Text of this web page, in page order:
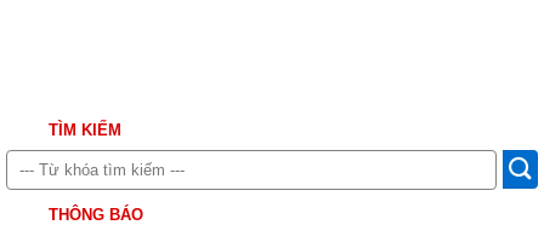
TÌM KIẾM
THÔNG BÁO